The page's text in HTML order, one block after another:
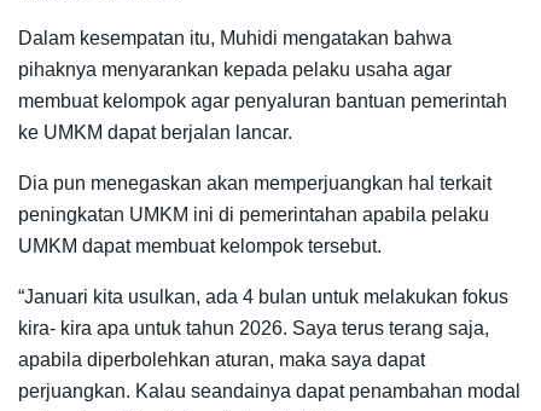
Dalam kesempatan itu, Muhidi mengatakan bahwa
pihaknya menyarankan kepada pelaku usaha agar
membuat kelompok agar penyaluran bantuan pemerintah
ke UMKM dapat berjalan lancar.
Dia pun menegaskan akan memperjuangkan hal terkait
peningkatan UMKM ini di pemerintahan apabila pelaku
UMKM dapat membuat kelompok tersebut.
“Januari kita usulkan, ada 4 bulan untuk melakukan fokus
kira- kira apa untuk tahun 2026. Saya terus terang saja,
apabila diperbolehkan aturan, maka saya dapat
perjuangkan. Kalau seandainya dapat penambahan modal